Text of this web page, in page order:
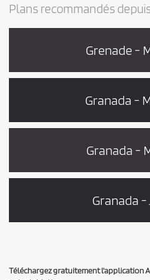
Plans recommandés
Grenade -
Granada -
Granada -
Granada -
Téléchargez gratuitement l'application